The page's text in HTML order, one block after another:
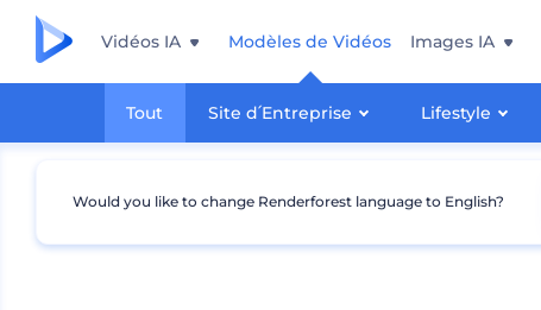
Vidéos IA Modèles de Vidéos
Tout Site d՛Entreprise Lifestyle
Images IA
Would you like to change Renderforest language to English?